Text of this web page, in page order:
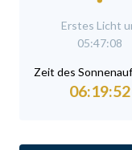
Erstes Licht
05:47:08
Zeit des
06:19:52